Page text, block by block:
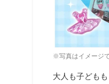
※写真はイメージ
大人も子ども